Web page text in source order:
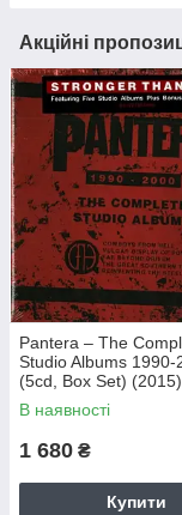
Акційні
Pantera – The
Studio Albums 1990-
(5cd, Box Set)
Audio) (Import)
В наявності
1 680 ₴
Купити